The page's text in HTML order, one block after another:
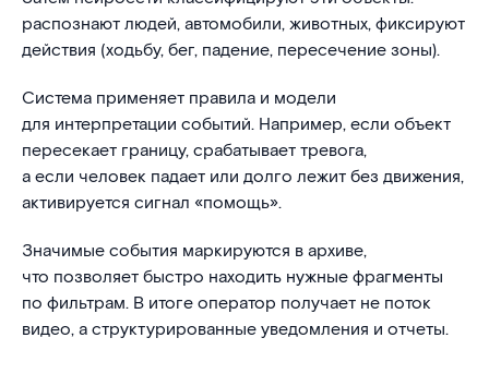
распознают людей, автомобили, животных, фиксируют
действия (ходьбу, бег, падение, пересечение зоны).
Система применяет правила и модели
для интерпретации событий. Например, если объект
пересекает границу, срабатывает тревога,
а если человек падает или долго лежит без движения,
активируется сигнал «помощь».
Значимые события маркируются в архиве,
что позволяет быстро находить нужные фрагменты
по фильтрам. В итоге оператор получает не поток
видео, а структурированные уведомления и отчеты.